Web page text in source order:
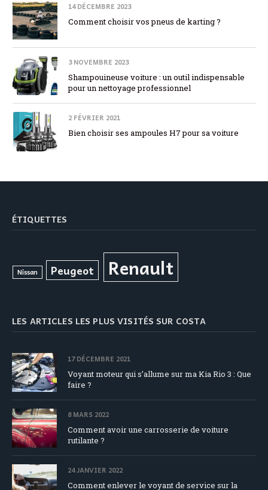
14 DÉCEMBRE 2023
Comment choisir vos pneus de karting ?
3 NOVEMBRE 2023
Shampouineuse voiture : un outil indispensable
pour un nettoyage professionnel
2 FÉVRIER 2021
Bien choisir ses ampoules H7 pour sa voiture
ÉTIQUETTES
Nissan Peugeot Renault
LES ARTICLES LES PLUS VISITÉS SUR COSTA
17 DÉCEMBRE 2021
Voyant moteur qui s’allume sur ma Kia Rio 3 : Que
faire ?
8 MARS 2022
Comment avoir une carrosserie de voiture
rutilante ?
24 JANVIER 2022
Comment enlever le voyant de service sur la